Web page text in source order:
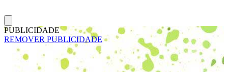
PUBLICIDADE
REMOVER PUBLICIDADE